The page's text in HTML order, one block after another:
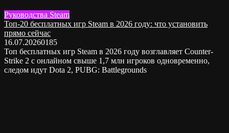
Руководства Steam
Топ-20 бесплатных игр Steam в 2026 году: что установить
прямо сейчас
16.07.20260185
Топ бесплатных игр Steam в 2026 году возглавляет Counter-
Strike 2 с онлайном свыше 1,7 млн игроков одновременно,
следом идут Dota 2, PUBG: Battlegrounds